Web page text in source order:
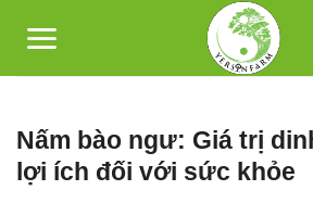
qua
Nấm bào ngư: Giá trị
lợi ích đối với sức khỏe